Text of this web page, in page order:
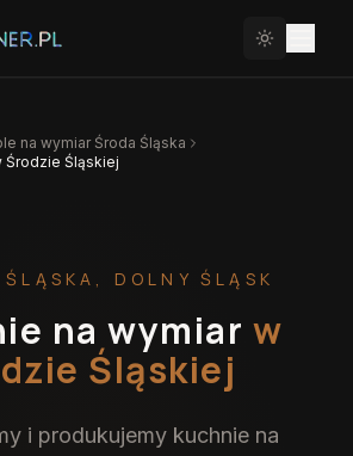
na wymiarŚroda Śląska
Środzie Śląskiej
, DOLNY ŚLĄSK
na wymiar w
Śląskiej
i produkujemy kuchnie na